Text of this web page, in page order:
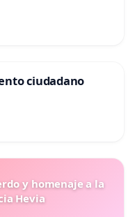
ciudadano
y homenaje a la
Hevia